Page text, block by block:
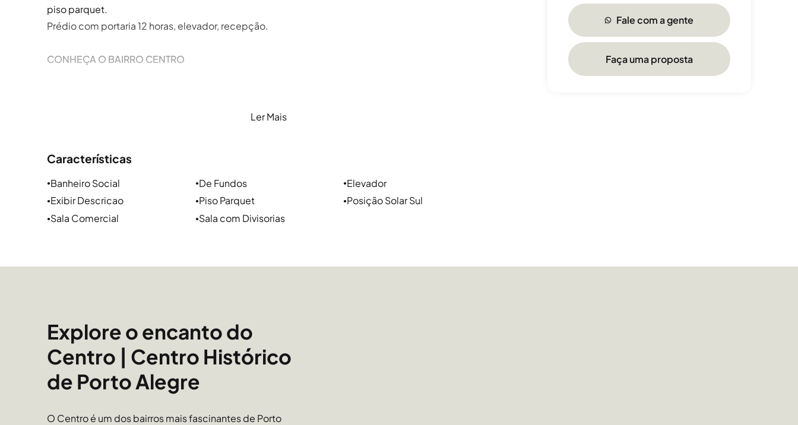
piso parquet.
Prédio com portaria 12 horas, elevador, recepção.
CONHEÇA O BAIRRO CENTRO
Andradas, Rua Duque de Caxias, Rua Riachuelo.
A natureza e a qualidade de vida no Centro são privilegiadas pela proximidade da nova orla do
Guaíba e todos os espaços de lazer e esportes que, em toda extensão dela, podem ser
O Centro é o lugar ideal tanto para quem busca morar em um lugar cheio de cultura e tradição,
quanto para quem procura um espaço atrativo para os seus negócios porque se mantém como
principal polo de comércio da cidade. Os pontos tradicionais de comércio e cultura de Porto
Alegre estão no Centro, como Mercado Público, cafés, bares e restaurantes tradicionais e vários
museus como Farol Santander, MARGS, Casa de Cultura Mario Quintana e outros.
Ler Mais
Características
●Banheiro Social ●De Fundos ●Elevador
●Exibir Descricao ●Piso Parquet ●Posição Solar Sul
●Sala Comercial ●Sala com Divisorias
Fale com a gente
Faça uma proposta
Explore o encanto do
Centro | Centro Histórico
de Porto Alegre
O Centro é um dos bairros mais fascinantes de Porto